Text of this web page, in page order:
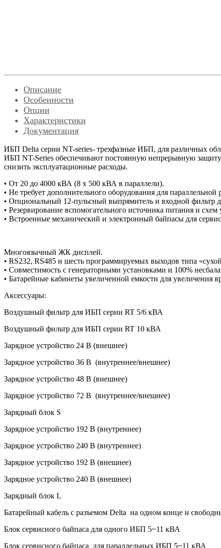
Описание
Особенности
Опции
Характеристики
Документация
ИБП Delta серии NT-series- трехфазные ИБП, для различных
ИБП NT-Series обеспечивают постоянную непрерывную
снизить эксплуатационные расходы.
• От 20 до 4000 кВА (8 х 500 кВА в параллели).
• Не требует дополнительного оборудования для
• Опциональный 12-пульсный выпрямитель и входной фильтр
• Резервирование вспомогательного источника питания и
• Встроенные механический и электронный байпасы для
Многоязычный ЖК дисплей.
• RS232, RS485 и шесть программируемых выходов типа
• Совместимость с генераторными установками и 100%
• Батарейные кабинеты увеличенной емкости для увеличения
Аксессуары:
Воздушный фильтр для ИБП серии RT 5/6 кВА
Воздушный фильтр для ИБП серии RT 10 кВА
Зарядное устройство 24 В (внешнее)
Зарядное устройство 36 В (внутреннее/внешнее)
Зарядное устройство 48 В (внешнее)
Зарядное устройство 72 В (внутреннее/внешнее)
Зарядный блок S
Зарядное устройство 192 В (внутреннее)
Зарядное устройство 240 В (внутреннее)
Зарядное устройство 192 В (внешнее)
Зарядное устройство 240 В (внешнее)
Зарядный блок L
Батарейный кабель с разъемом Delta на одном конце и
Блок сервисного байпаса для одного ИБП 5~11 кВА
Блок сервисного байпаса для параллельных ИБП 5~11 кВА